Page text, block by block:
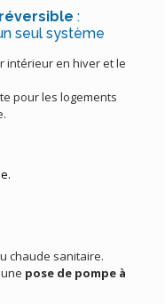
:
seul système
intérieur en hiver et le
pour les logements
chaude sanitaire.
pose de pompe à